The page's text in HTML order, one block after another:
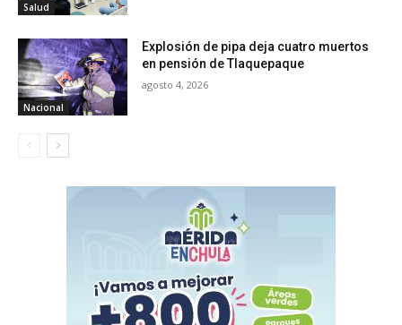
Salud
Nacional
Explosión de pipa deja cuatro muertos
en pensión de Tlaquepaque
agosto 4, 2026